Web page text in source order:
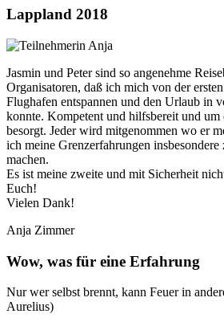
Lappland 2018
Jasmin und Peter sind so angenehme
Organisatoren, daß ich mich von der
Flughafen entspannen und den Urlaub in
konnte. Kompetent und hilfsbereit und
besorgt. Jeder wird mitgenommen wo er
ich meine Grenzerfahrungen
machen.
Es ist meine zweite und mit Sicherheit
Euch!
Vielen Dank!
Anja Zimmer
Wow, was für eine Erfahrung
Nur wer selbst brennt, kann Feuer in
Aurelius)